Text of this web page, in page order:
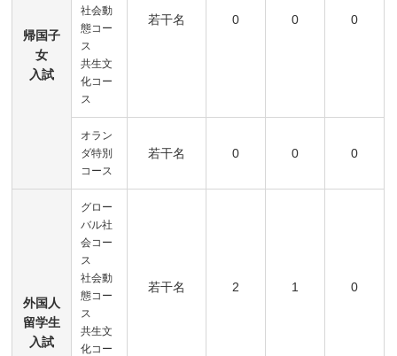
帰国子
女
入試
社会動
態コー
ス
共生文
化コー
ス
若干名 0 0 0
オラン
ダ特別
コース
若干名 0 0 0
外国人
留学生
入試
グロー
バル社
会コー
ス
社会動
態コー
ス
共生文
化コー
若干名 2 1 0